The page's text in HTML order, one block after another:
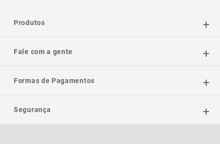
Produtos
Fale com a gente
Formas de Pagamentos
Segurança